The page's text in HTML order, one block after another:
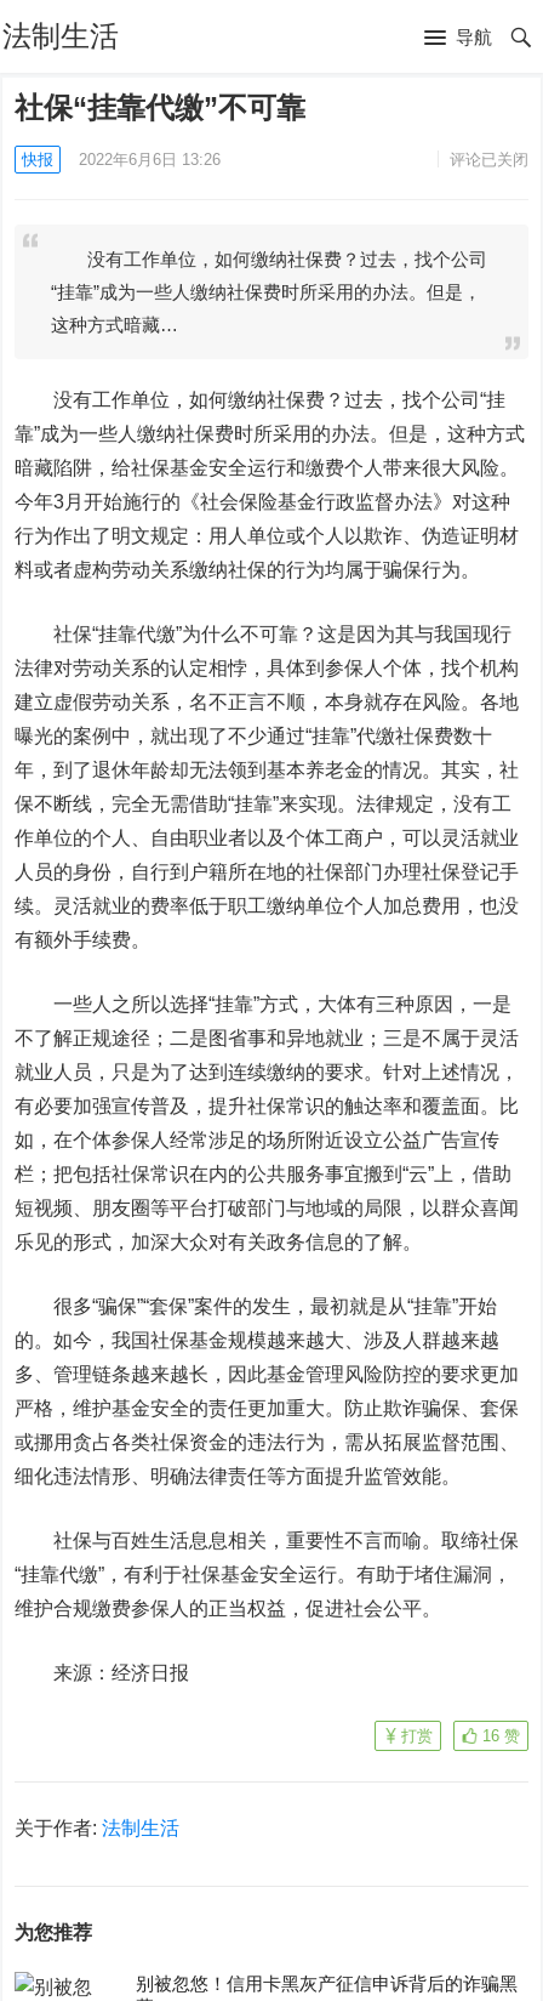
法制生活 导航
社保“挂靠代缴”不可靠
快报 2022年6月6日 13:26 评论已关闭
没有工作单位，如何缴纳社保费？过去，找个公司
“挂靠”成为一些人缴纳社保费时所采用的办法。但是，
这种方式暗藏…
没有工作单位，如何缴纳社保费？过去，找个公司“挂
靠”成为一些人缴纳社保费时所采用的办法。但是，这种方式
暗藏陷阱，给社保基金安全运行和缴费个人带来很大风险。
今年3月开始施行的《社会保险基金行政监督办法》对这种
行为作出了明文规定：用人单位或个人以欺诈、伪造证明材
料或者虚构劳动关系缴纳社保的行为均属于骗保行为。
社保“挂靠代缴”为什么不可靠？这是因为其与我国现行
法律对劳动关系的认定相悖，具体到参保人个体，找个机构
建立虚假劳动关系，名不正言不顺，本身就存在风险。各地
曝光的案例中，就出现了不少通过“挂靠”代缴社保费数十
年，到了退休年龄却无法领到基本养老金的情况。其实，社
保不断线，完全无需借助“挂靠”来实现。法律规定，没有工
作单位的个人、自由职业者以及个体工商户，可以灵活就业
人员的身份，自行到户籍所在地的社保部门办理社保登记手
续。灵活就业的费率低于职工缴纳单位个人加总费用，也没
有额外手续费。
一些人之所以选择“挂靠”方式，大体有三种原因，一是
不了解正规途径；二是图省事和异地就业；三是不属于灵活
就业人员，只是为了达到连续缴纳的要求。针对上述情况，
有必要加强宣传普及，提升社保常识的触达率和覆盖面。比
如，在个体参保人经常涉足的场所附近设立公益广告宣传
栏；把包括社保常识在内的公共服务事宜搬到“云”上，借助
短视频、朋友圈等平台打破部门与地域的局限，以群众喜闻
乐见的形式，加深大众对有关政务信息的了解。
很多“骗保”“套保”案件的发生，最初就是从“挂靠”开始
的。如今，我国社保基金规模越来越大、涉及人群越来越
多、管理链条越来越长，因此基金管理风险防控的要求更加
严格，维护基金安全的责任更加重大。防止欺诈骗保、套保
或挪用贪占各类社保资金的违法行为，需从拓展监督范围、
细化违法情形、明确法律责任等方面提升监管效能。
社保与百姓生活息息相关，重要性不言而喻。取缔社保
“挂靠代缴”，有利于社保基金安全运行。有助于堵住漏洞，
维护合规缴费参保人的正当权益，促进社会公平。
来源：经济日报
16 赞
打赏
关于作者:法制生活
为您推荐
别被忽悠！信用卡黑灰产征信申诉背后的诈骗黑